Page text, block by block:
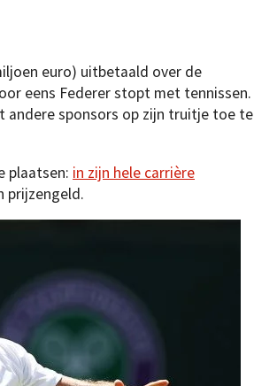
euro) uitbetaald over de
eens Federer stopt met tennissen.
andere sponsors op zijn truitje toe te
plaatsen: in zijn hele carrière
prijzengeld.